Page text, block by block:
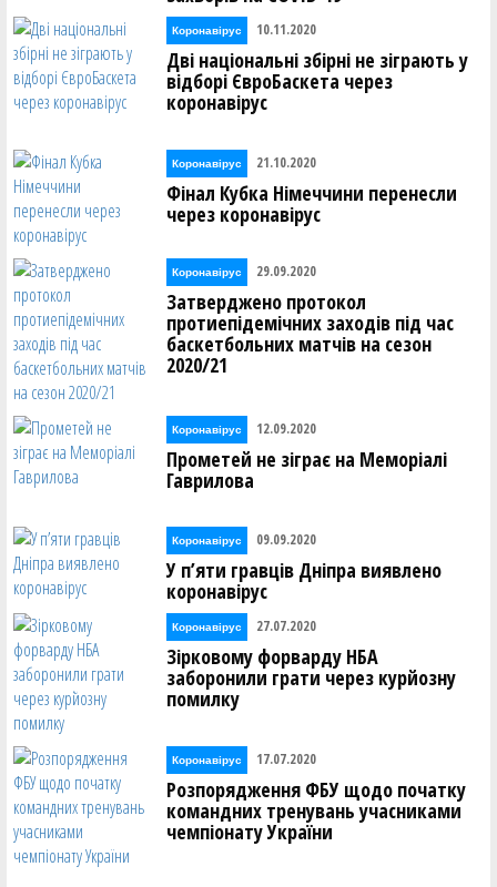
Коронавірус 10.11.2020
Дві національні збірні не зіграють у
відборі ЄвроБаскета через
коронавірус
Коронавірус 21.10.2020
Фінал Кубка Німеччини перенесли
через коронавірус
Коронавірус 29.09.2020
Затверджено протокол
протиепідемічних заходів під час
баскетбольних матчів на сезон
2020/21
Коронавірус 12.09.2020
Прометей не зіграє на Меморіалі
Гаврилова
Коронавірус 09.09.2020
У п’яти гравців Дніпра виявлено
коронавірус
Коронавірус 27.07.2020
Зірковому форварду НБА
заборонили грати через курйозну
помилку
Коронавірус 17.07.2020
Розпорядження ФБУ щодо початку
командних тренувань учасниками
чемпіонату України